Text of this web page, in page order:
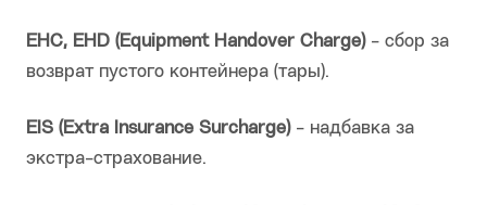
EHC, EHD (Equipment Handover Charge)- сбор за
возврат пустого контейнера (тары).
EIS (Extra Insurance Surcharge)- надбавка за
экстра-страхование.